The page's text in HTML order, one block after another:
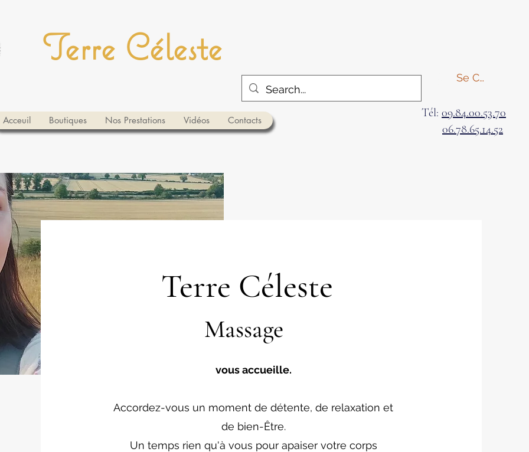
Terre Céleste
Se Connecter
Acceuil Boutiques Nos Prestations Vidéos Contacts
Tél: 09.84.00.53.70
06.78.65.14.52
Terre Céleste
Massage
vous accueille.
Accordez-vous un moment de détente, de relaxation et
de bien-Être.
Un temps rien qu'à vous pour apaiser votre corps